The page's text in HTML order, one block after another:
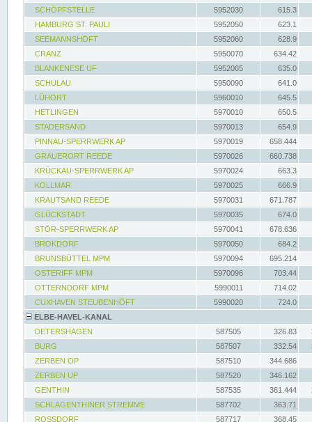
SCHÖPFSTELLE
5952030
615.3
HAMBURG ST. PAULI
5952050
623.1
SEEMANNSHÖFT
5952060
628.9
CRANZ
5950070
634.42
BLANKENESE UF
5952065
635.0
SCHULAU
5950090
641.0
LÜHORT
5960010
645.5
HETLINGEN
5970010
650.5
STADERSAND
5970013
654.9
PINNAU-SPERRWERK AP
5970019
658.444
GRAUERORT REEDE
5970026
660.738
KRÜCKAU-SPERRWERK AP
5970024
663.3
KOLLMAR
5970025
666.9
KRAUTSAND REEDE
5970031
671.787
GLÜCKSTADT
5970035
674.0
STÖR-SPERRWERK AP
5970041
678.636
BROKDORF
5970050
684.2
BRUNSBÜTTEL MPM
5970094
695.214
OSTERIFF MPM
5970096
703.44
OTTERNDORF MPM
5990011
714.02
CUXHAVEN STEUBENHÖFT
5990020
724.0
ELBE-HAVEL-KANAL
DETERSHAGEN
587505 326.83
BURG
587507 332.54
ZERBEN OP
587510
344.686
ZERBEN UP
587520
346.162
GENTHIN
587535 361.444
SCHLAGENTHINER STREMME
587702
363.71
ROSSDORF
587717 368.45